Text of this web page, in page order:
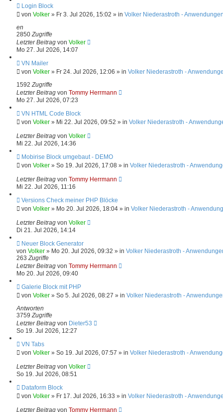
a
N
e
u
e
r
B
e
i
a
g
Login Block
von Volker » Fr 3. Jul 2026, 15:02 » in Volker Niederastroth -
en
2850Zugriffe
Letzter Beitrag von Volker
Mo 27. Jul 2026, 14:07
N
e
u
e
r
B
e
g
VN Mailer
von Volker » Fr 24. Jul 2026, 12:06 » in Volker Niederastroth -
1592Zugriffe
Letzter Beitrag von Tommy Herrmann
Mo 27. Jul 2026, 07:23
N
e
u
e
r
B
e
a
g
VN HTML Code Block
von Volker » Mi 22. Jul 2026, 09:52 » in Volker Niederastroth -
Letzter Beitrag von Volker
Mi 22. Jul 2026, 14:36
N
e
u
e
r
B
e
a
g
Mobirise Block umgebaut - DEMO
von Volker » So 19. Jul 2026, 17:08 » in Volker Niederastroth -
Letzter Beitrag von Tommy Herrmann
Mi 22. Jul 2026, 11:16
N
e
u
e
r
B
e
t
r
a
g
Versions Check meiner PHP Blöcke
von Volker » Mo 20. Jul 2026, 18:04 » in Volker Niederastroth -
Letzter Beitrag von Volker
Di 21. Jul 2026, 14:14
N
e
u
e
r
B
e
a
g
Neuer Block Generator
von Volker » Mo 20. Jul 2026, 09:32 » in Volker Niederastroth -
263Zugriffe
Letzter Beitrag von Tommy Herrmann
Mo 20. Jul 2026, 09:40
N
e
u
e
r
B
e
i
a
Galerie Block mit PHP
von Volker » So 5. Jul 2026, 08:27 » in Volker Niederastroth -
Antworten
3759Zugriffe
Letzter Beitrag von Dieter53
So 19. Jul 2026, 12:27
N
e
u
e
r
B
e
VN Tabs
von Volker » So 19. Jul 2026, 07:57 » in Volker Niederastroth -
Letzter Beitrag von Volker
So 19. Jul 2026, 08:51
N
e
u
e
Dataform Block
von Volker » Fr 17. Jul 2026, 16:33 » in Volker Niederastroth -
Letzter Beitrag von Tommy Herrmann